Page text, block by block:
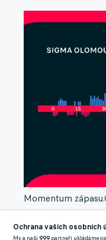
Momentum zápasu.
Koutný hasil Syllovy
Ochrana vašich osobních
My a naši999 partneři ukládáme